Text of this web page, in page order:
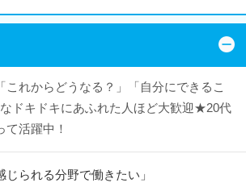
これからどうなる？」「自分にできるこ
ドキドキにあふれた人ほど大歓迎★20代
活躍中！
じられる分野で働きたい」